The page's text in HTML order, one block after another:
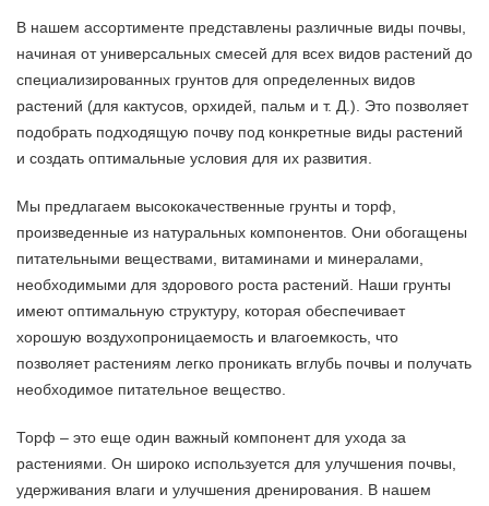
В нашем ассортименте представлены различные виды почвы,
начиная от универсальных смесей для всех видов растений до
специализированных грунтов для определенных видов
растений (для кактусов, орхидей, пальм и т. Д.). Это позволяет
подобрать подходящую почву под конкретные виды растений
и создать оптимальные условия для их развития.
Мы предлагаем высококачественные грунты и торф,
произведенные из натуральных компонентов. Они обогащены
питательными веществами, витаминами и минералами,
необходимыми для здорового роста растений. Наши грунты
имеют оптимальную структуру, которая обеспечивает
хорошую воздухопроницаемость и влагоемкость, что
позволяет растениям легко проникать вглубь почвы и получать
необходимое питательное вещество.
Торф – это еще один важный компонент для ухода за
растениями. Он широко используется для улучшения почвы,
удерживания влаги и улучшения дренирования. В нашем